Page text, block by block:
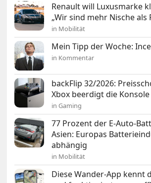
Renault will Luxusmarke
„Wir sind mehr Nische als
in Mobilität
Mein Tipp der Woche:
in Kommentar
backFlip 32/2026:
Xbox beerdigt die Konsole
in Gaming
77 Prozent der E-Auto-
Asien: Europas
abhängig
in Mobilität
Diese Wander-App kennt